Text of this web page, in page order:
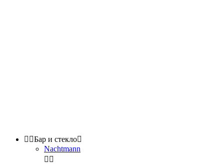
 Бар и стекло
Nachtmann
 